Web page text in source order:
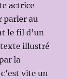
actrice
parler au
le fil d’un
illustré
la
vite un